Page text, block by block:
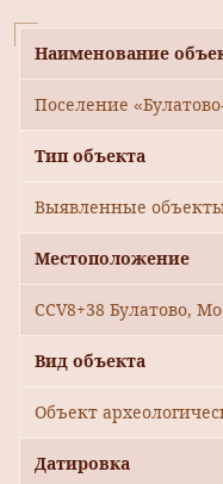
Наименование
Поселение
Тип объекта
Выявленные
Местоположение
CCV8+38 Булатово,
Вид объекта
Объект
Датировка